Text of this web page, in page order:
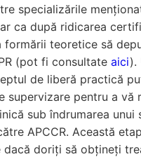
specializările
ca după ridicarea
formării teoretice să
(pot fi consultateaici).
de liberă practică
supervizare pentru a vă
sub îndrumarea unui
APCCR. Această
dacă doriți să obțineți